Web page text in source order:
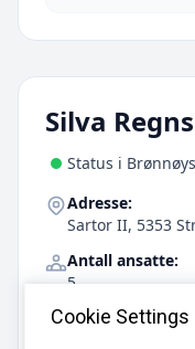
Silva
Status i
Adresse:
Sartor II, 5353
Antall ansatte:
5
Telefon:
Cookie Settings